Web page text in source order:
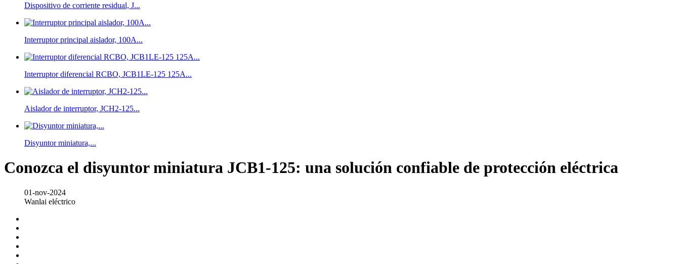
Dispositivo de corriente residual, J...
Interruptor principal aislador, 100A...
Interruptor diferencial RCBO, JCB1LE-125 125A...
Aislador de interruptor, JCH2-125...
Disyuntor miniatura,...
Conozca el disyuntor miniatura JCB1-125: una solución confiable de protección eléctrica
01-nov-2024
Wanlai eléctrico